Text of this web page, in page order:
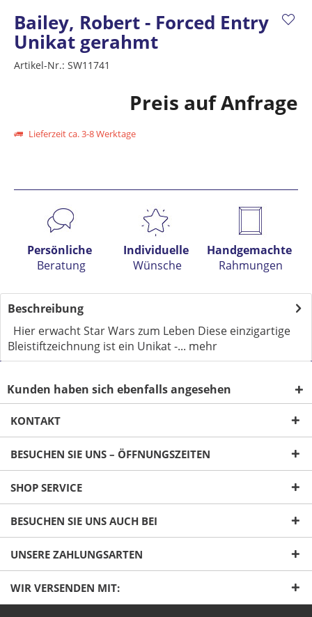
Bailey, Robert - Forced Entry
Unikat gerahmt
Artikel-Nr.: SW11741
Preis auf Anfrage
Lieferzeit ca. 3-8 Werktage
Preis anfragen
verstanden und stimme zu. *
Senden
Persönliche
Beratung
Individuelle
Wünsche
Handgemachte
Rahmungen
Beschreibung
Hier erwacht Star Wars zum Leben Diese einzigartige
Bleistiftzeichnung ist ein Unikat -... mehr
Kunden haben sich ebenfalls angesehen
KONTAKT
BESUCHEN SIE UNS – ÖFFNUNGSZEITEN
SHOP SERVICE
BESUCHEN SIE UNS AUCH BEI
UNSERE ZAHLUNGSARTEN
WIR VERSENDEN MIT: